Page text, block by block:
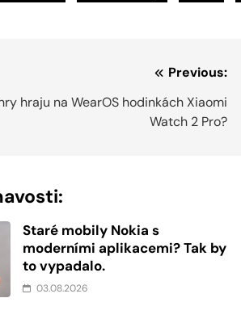
Previous:
hraju na WearOS hodinkách Xiaomi
Watch 2 Pro?
Staré mobily Nokia s
moderními aplikacemi? Tak by
to vypadalo.
03.08.2026